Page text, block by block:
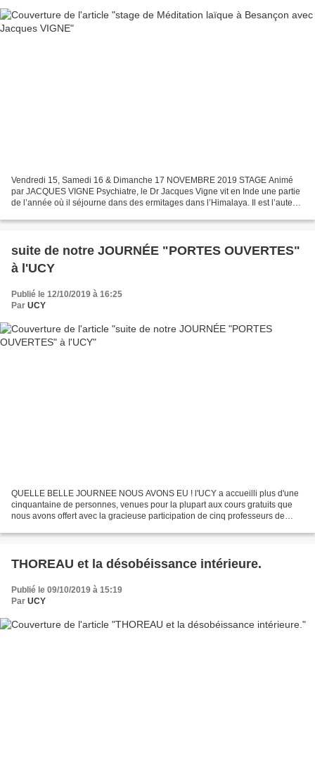
Vendredi 15, Samedi 16 & Dimanche 17 NOVEMBRE 2019 STAGE Animé
par JACQUES VIGNE Psychiatre, le Dr Jacques Vigne vit en Inde une partie
de l’année où il séjourne dans des ermitages dans l’Himalaya. Il est l’auteur
suite de notre JOURNÉE "PORTES OUVERTES"
à l'UCY
Publié le 12/10/2019 à 16:25
Par UCY
QUELLE BELLE JOURNEE NOUS AVONS EU ! l'UCY a accueilli plus d'une
cinquantaine de personnes, venues pour la plupart aux cours gratuits que
nous avons offert avec la gracieuse participation de cinq professeurs de
THOREAU et la désobéissance intérieure.
Publié le 09/10/2019 à 15:19
Par UCY